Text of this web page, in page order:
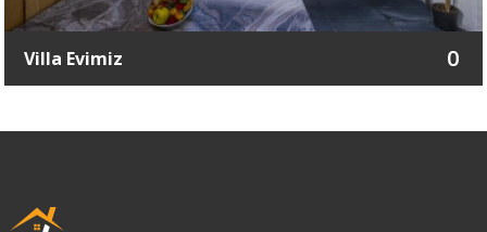
Villa Evimiz 0